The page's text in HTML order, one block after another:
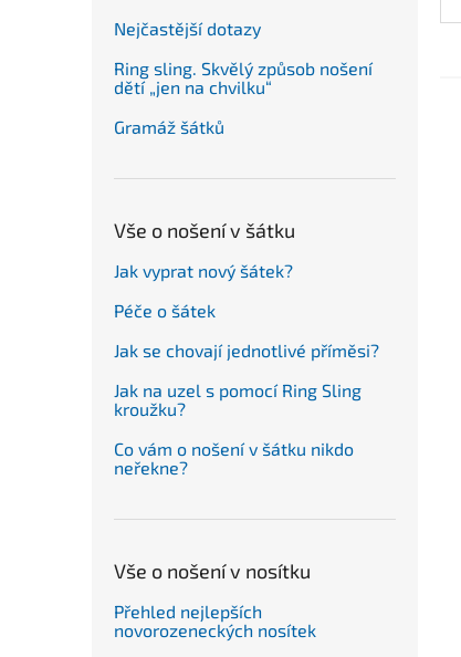
Nejčastější dotazy
Ring sling. Skvělý způsob nošení
dětí „jen na chvilku“
Gramáž šátků
Vše o nošení v šátku
Jak vyprat nový šátek?
Péče o šátek
Jak se chovají jednotlivé příměsi?
Jak na uzel s pomocí Ring Sling
kroužku?
Co vám o nošení v šátku nikdo
neřekne?
Vše o nošení v nosítku
Přehled nejlepších
novorozeneckých nosítek